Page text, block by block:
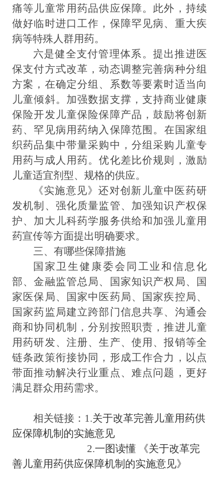
痛等儿童常用药品供应保障。此外，持续
做好临时进口工作，保障罕见病、重大疾
病等特殊人群用药。
六是健全支付管理体系。 提出推进医
保支付方式改革，动态调整完善病种分组
方案 ，在确定分组、系数等要素时适当向
儿童倾斜。 加强数据支撑，支持商业健康
保险开发儿童保险保障产品，鼓励将创新
药、罕见病用药纳入保障范围。 在国家组
织药品集中带量采购中，分组采购儿童专
用药与成人用药。优化差比价规则， 激励
儿童适宜剂型、规格的供应。
《实施意见》还对创新儿童中医药研
发机制、强化质量监管、加强知识产权保
护、加大儿科药学服务供给和加强儿童用
药宣传等方面提出明确要求。
三、有哪些保障措施
国家卫生健康委会同工业和信息化
部、金融监管总局、国家知识产权局、国
家医保局、国家中医药局、国家疾控局、
国家药监局建立跨部门信息共享、沟通会
商和协同机制，分别按照职责，推进儿童
用药研发、注册、生产、使用、报销等全
链条政策衔接协同，形成工作合力，以点
带面推动解决行业重点、难点问题，更好
满足群众用药需求。
相关链接：1.关于改革完善儿童用药供
应保障机制的实施意见
2.一图读懂 《关于改革完
善儿童用药供应保障机制的实施意见》